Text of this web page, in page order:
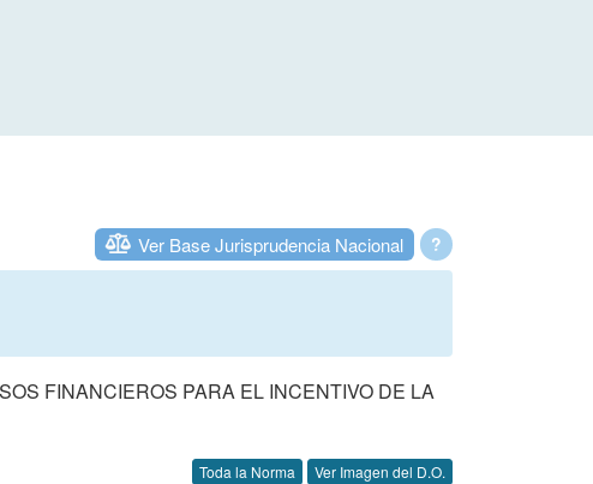
?
Ver Base Jurisprudencia Nacional
FINANCIEROS PARA EL INCENTIVO DE LA
Toda la Norma Ver Imagen del D.O.